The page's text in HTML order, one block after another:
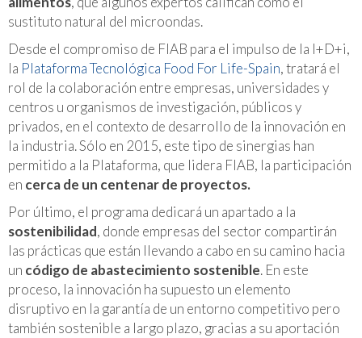
sustituto natural del microondas.
Desde el compromiso de FIAB para el impulso de la I+D+i,
la Plataforma Tecnológica Food For Life-Spain, tratará el
rol de la colaboración entre empresas, universidades y
centros u organismos de investigación, públicos y
privados, en el contexto de desarrollo de la innovación en
la industria. Sólo en 2015, este tipo de sinergias han
permitido a la Plataforma, que lidera FIAB, la participación
en cerca de un centenar de proyectos.
Por último, el programa dedicará un apartado a la
sostenibilidad, donde empresas del sector compartirán
las prácticas que están llevando a cabo en su camino hacia
un código de abastecimiento sostenible. En este
proceso, la innovación ha supuesto un elemento
disruptivo en la garantía de un entorno competitivo pero
también sostenible a largo plazo, gracias a su aportación